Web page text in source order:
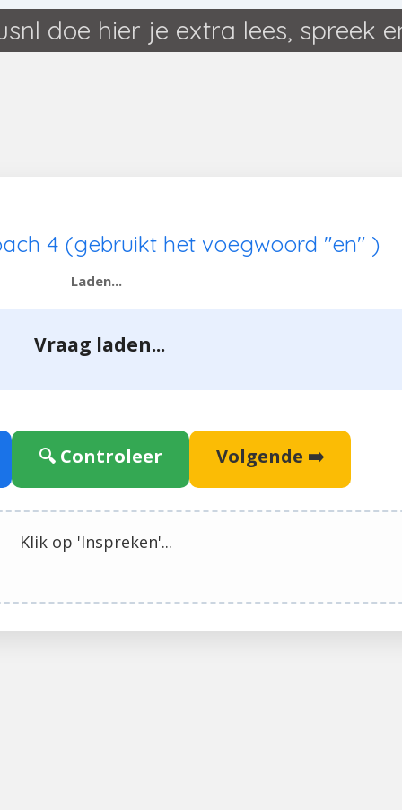
direct
naar
doe hier je extra lees, spreek
4 (gebruikt het voegwoord "en" )
Laden...
Vraag laden...
🔍 Controleer Volgende ➡️
Klik op 'Inspreken'...